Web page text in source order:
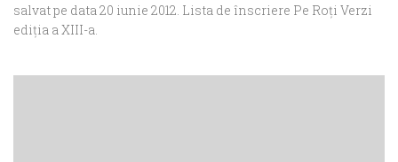
salvat pe data 20 iunie 2012. Lista de înscriere Pe Roți Verzi
ediția a XIII-a.